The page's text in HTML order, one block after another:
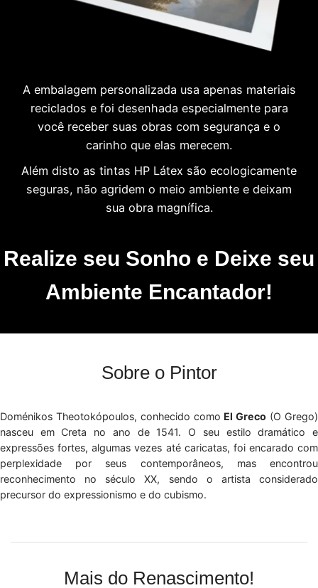
A embalagem personalizada usa apenas materiais
reciclados e foi desenhada especialmente para
você receber suas obras com segurança e o
carinho que elas merecem.
Além disto as tintas HP Látex são ecologicamente
seguras, não agridem o meio ambiente e deixam
sua obra magnífica.
Realize seu Sonho e Deixe seu
Ambiente Encantador!
Sobre o Pintor
Doménikos Theotokópoulos, conhecido como El Greco (O Grego)
nasceu em Creta no ano de 1541. O seu estilo dramático e
expressões fortes, algumas vezes até caricatas, foi encarado com
perplexidade por seus contemporâneos, mas encontrou
reconhecimento no século XX, sendo o artista considerado
precursor do expressionismo e do cubismo.
Mais do Renascimento!